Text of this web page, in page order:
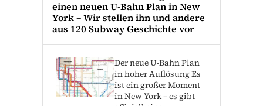
einen neuen U-Bahn Plan in New
York – Wir stellen ihn und andere
aus 120 Subway Geschichte vor
Der neue U-Bahn Plan
in hoher Auflösung Es
ist ein großer Moment
in New York – es gibt